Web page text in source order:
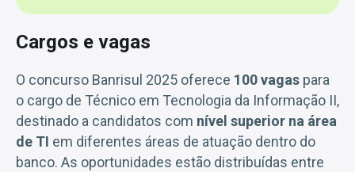
Cargos e vagas
O concurso Banrisul 2025 oferece 100 vagas para
o cargo de Técnico em Tecnologia da Informação II,
destinado a candidatos com nível superior na área
de TI em diferentes áreas de atuação dentro do
banco. As oportunidades estão distribuídas entre